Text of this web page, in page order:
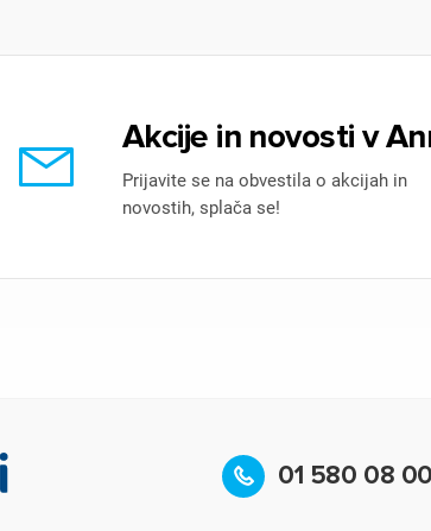
Akcije in novosti v
Prijavite se na obvestila o akcijah in
novostih, splača se!
01 580 08 00